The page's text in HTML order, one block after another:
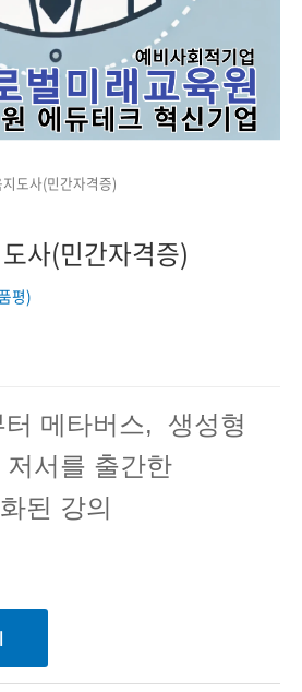
도사(민간자격증)
사(민간자격증)
평)
메타버스, 생성형
서를 출간한
된 강의